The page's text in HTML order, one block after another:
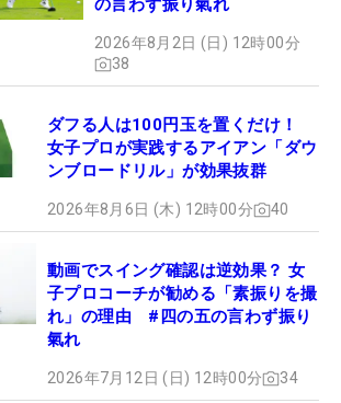
の言わず振り氣れ
2026年8月2日 (日) 12時00分
38
ダフる人は100円玉を置くだけ！
女子プロが実践するアイアン「ダウ
ンブロードリル」が効果抜群
2026年8月6日 (木) 12時00分 40
動画でスイング確認は逆効果？ 女
子プロコーチが勧める「素振りを撮
れ」の理由 #四の五の言わず振り
氣れ
2026年7月12日 (日) 12時00分 34